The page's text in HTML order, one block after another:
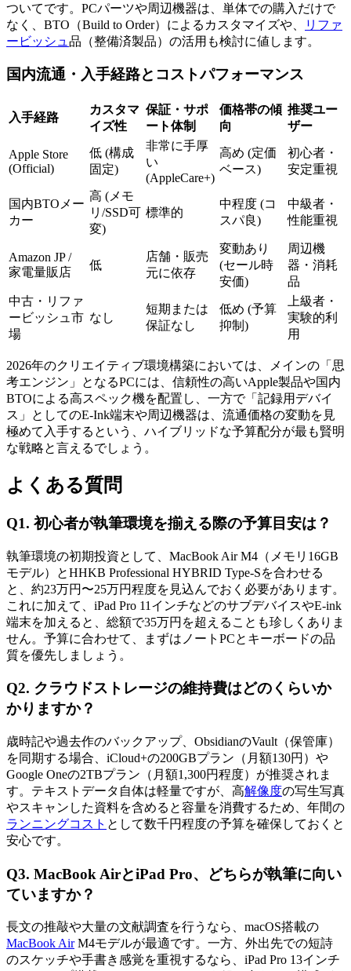
ついてです。PCパーツや周辺機器は、単体での購入だけで
なく、BTO（Build to Order）によるカスタマイズや、
リファ
ービッシュ 品（整備済製品）の活用も検討に値します。
国内流通・入手経路とコストパフォーマンス
入手経路
カスタマ
イズ性
保証・サポ
ート体制
価格帯の傾
向
推奨ユー
ザー
Apple Store
(Official)
低 (構成
固定)
非常に手厚
い
(AppleCare+)
高め (定価
ベース)
初心者・
安定重視
国内BTOメー
カー
高 (メモ
リ/SSD可
変)
標準的
中程度 (コ
スパ良)
中級者・
性能重視
Amazon JP /
家電量販店
低
店舗・販売
元に依存
変動あり
(セール時
安価)
周辺機
器・消耗
品
中古・リファ
ービッシュ市
場
なし
短期または
保証なし
低め (予算
抑制)
上級者・
実験的利
用
2026年のクリエイティブ環境構築においては、メインの「思
考エンジン」となるPCには、信頼性の高いApple製品や国内
BTOによる高スペック機を配置し、一方で「記録用デバイ
ス」としてのE-Ink端末や周辺機器は、流通価格の変動を見
極めて入手するという、ハイブリッドな予算配分が最も賢明
な戦略と言えるでしょう。
よくある質問
Q1. 初心者が執筆環境を揃える際の予算目安は？
執筆環境の初期投資として、MacBook Air M4（メモリ16GB
モデル）とHHKB Professional HYBRID Type-Sを合わせる
と、約23万円〜25万円程度を見込んでおく必要があります。
これに加えて、iPad Pro 11インチなどのサブデバイスやE-ink
端末を加えると、総額で35万円を超えることも珍しくありま
せん。予算に合わせて、まずはノートPCとキーボードの品
質を優先しましょう。
Q2. クラウドストレージの維持費はどのくらいか
かりますか？
歳時記や過去作のバックアップ、ObsidianのVault（保管庫）
を同期する場合、iCloud+の200GBプラン（月額130円）や
Google Oneの2TBプラン（月額1,300円程度）が推奨されま
す。テキストデータ自体は軽量ですが、高解像度の写生写真
やスキャンした資料を含めると容量を消費するため、年間の
ランニングコスト として数千円程度の予算を確保しておくと
安心です。
Q3. MacBook AirとiPad Pro、どちらが執筆に向い
ていますか？
長文の推敲や大量の文献調査を行うなら、macOS搭載の
MacBook AirM4モデルが最適です。一方、外出先での短詩
のスケッチや手書き感覚を重視するなら、iPad Pro 13インチ